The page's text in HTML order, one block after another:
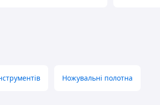
Ножувальні полотна